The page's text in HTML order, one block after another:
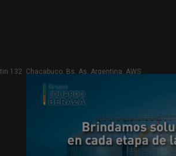
132. Chacabuco. Bs. As. Argentina. AWS